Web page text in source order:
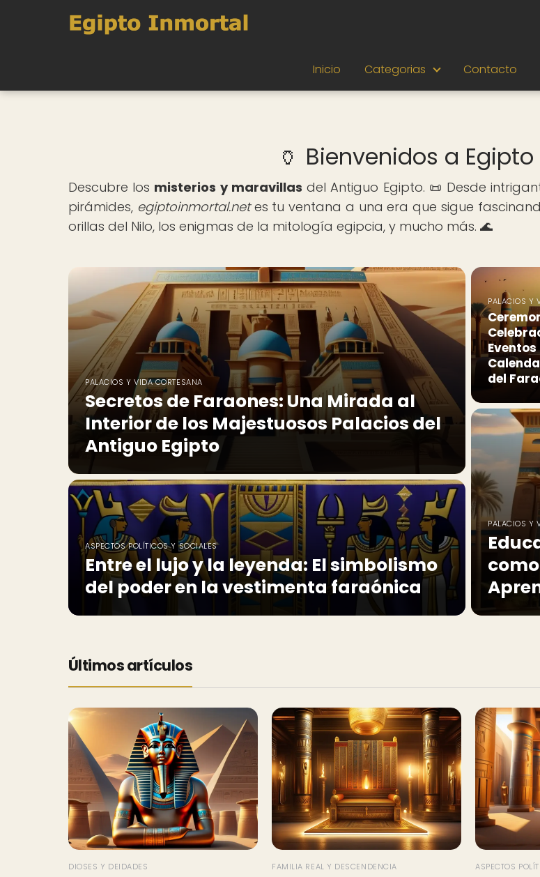
Inicio Categorias Contacto
🏺 Bienvenidos a
Descubre los misterios y maravillas del Antiguo Egipto. 📜 Desde
pirámides, egiptoinmortal.netes tu ventana a una era que sigue
orillas del Nilo, los enigmas de la mitología egipcia, y mucho más. 🌊
PALACIOS Y VIDA CORTESANA
Secretos de Faraones: Una Mirada al
Interior de los Majestuosos Palacios del
Antiguo Egipto
PALACIOS Y
del
ASPECTOS POLÍTICOS Y SOCIALES
Entre el lujo y la leyenda: El simbolismo
del poder en la vestimenta faraónica
PALACIOS Y
Últimos artículos
DIOSES Y DEIDADES FAMILIA REAL Y DESCENDENCIA ASPECTOS